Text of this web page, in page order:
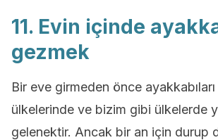
11. Evin içinde
gezmek
Bir eve girmeden önce
ülkelerinde ve bizim gibi ülkelerde
gelenektir. Ancak bir an için durup